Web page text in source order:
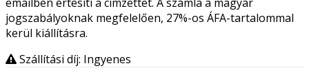
emailben értesíti a címzettet. A számla a magyar
jogszabályoknak megfelelően, 27%-os ÁFA-tartalommal
kerül kiállításra.
Szállítási díj: Ingyenes